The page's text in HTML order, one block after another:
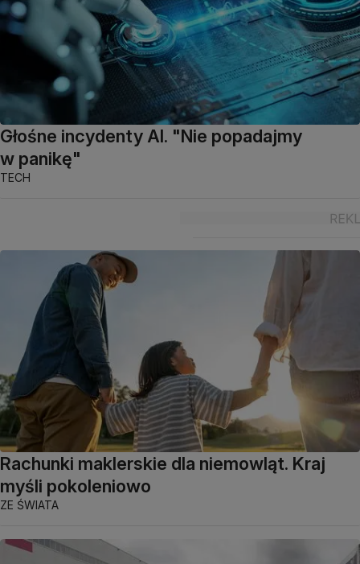
Głośne incydenty AI. "Nie popadajmy
w panikę"
TECH
Rachunki maklerskie dla niemowląt. Kraj
myśli pokoleniowo
ZE ŚWIATA